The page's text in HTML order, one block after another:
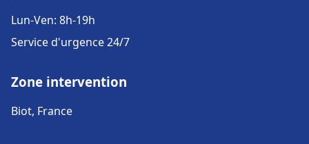
Lun-Ven: 8h-19h
Service d'urgence 24/7
Zone intervention
Biot, France